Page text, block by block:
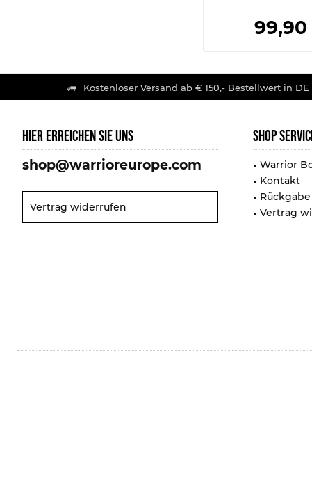
Kostenloser Versand ab € 150,- Bestellwert in DE
HIER ERREICHEN SIE UNS
shop@warrioreurope.com
Vertrag widerrufen
SHOP
Warrior
Kontakt
Rückgabe
Vertrag